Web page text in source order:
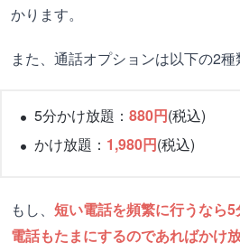
かります。
また、通話オプションは以下の2種
5分かけ放題： 880円(税込)
かけ放題： 1,980円(税込)
もし、 短い電話を頻繁に行うなら
電話もたまにするのであればかけ